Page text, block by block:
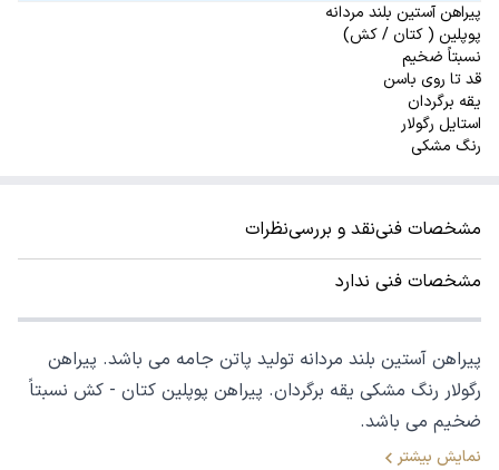
پیراهن آستین بلند مردانه
پوپلین ( کتان / کش)
نسبتاً ضخیم
قد تا روی باسن
یقه برگردان
استایل رگولار
رنگ مشکی
مشخصات فنینقد و بررسینظرات
مشخصات فنی ندارد
پیراهن آستین بلند مردانه تولید پاتن جامه می باشد. پیراهن
رگولار رنگ مشکی یقه برگردان. پیراهن پوپلین کتان - کش نسبتاً
ضخیم می باشد.
نمایش بیشتر